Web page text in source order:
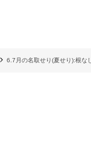
6.7月の名取せり(夏せり):根なし